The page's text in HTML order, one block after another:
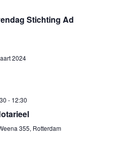
Stichting Ad
2024
- 12:30
355, Rotterdam